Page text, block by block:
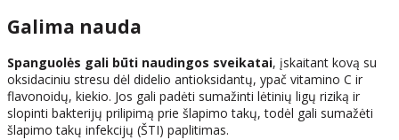
Galima nauda
Spanguolės gali būti naudingos sveikatai, įskaitant kovą su
oksidaciniu stresu dėl didelio antioksidantų, ypač vitamino C ir
flavonoidų, kiekio. Jos gali padėti sumažinti lėtinių ligų riziką ir
slopinti bakterijų prilipimą prie šlapimo takų, todėl gali sumažėti
šlapimo takų infekcijų (ŠTI) paplitimas.